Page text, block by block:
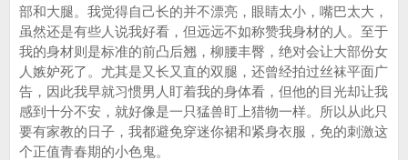
部和大腿。我觉得自己长的并不漂亮，眼睛太小，嘴巴太大，
虽然还是有些人说我好看，但远远不如称赞我身材的人。至于
我的身材则是标准的前凸后翘，柳腰丰臀，绝对会让大部份女
人嫉妒死了。尤其是又长又直的双腿，还曾经拍过丝袜平面广
告，因此我早就习惯男人盯着我的身体看，但他的目光却让我
感到十分不安，就好像是一只猛兽盯上猎物一样。所以从此只
要有家教的日子，我都避免穿迷你裙和紧身衣服，免的刺激这
个正值青春期的小色鬼。